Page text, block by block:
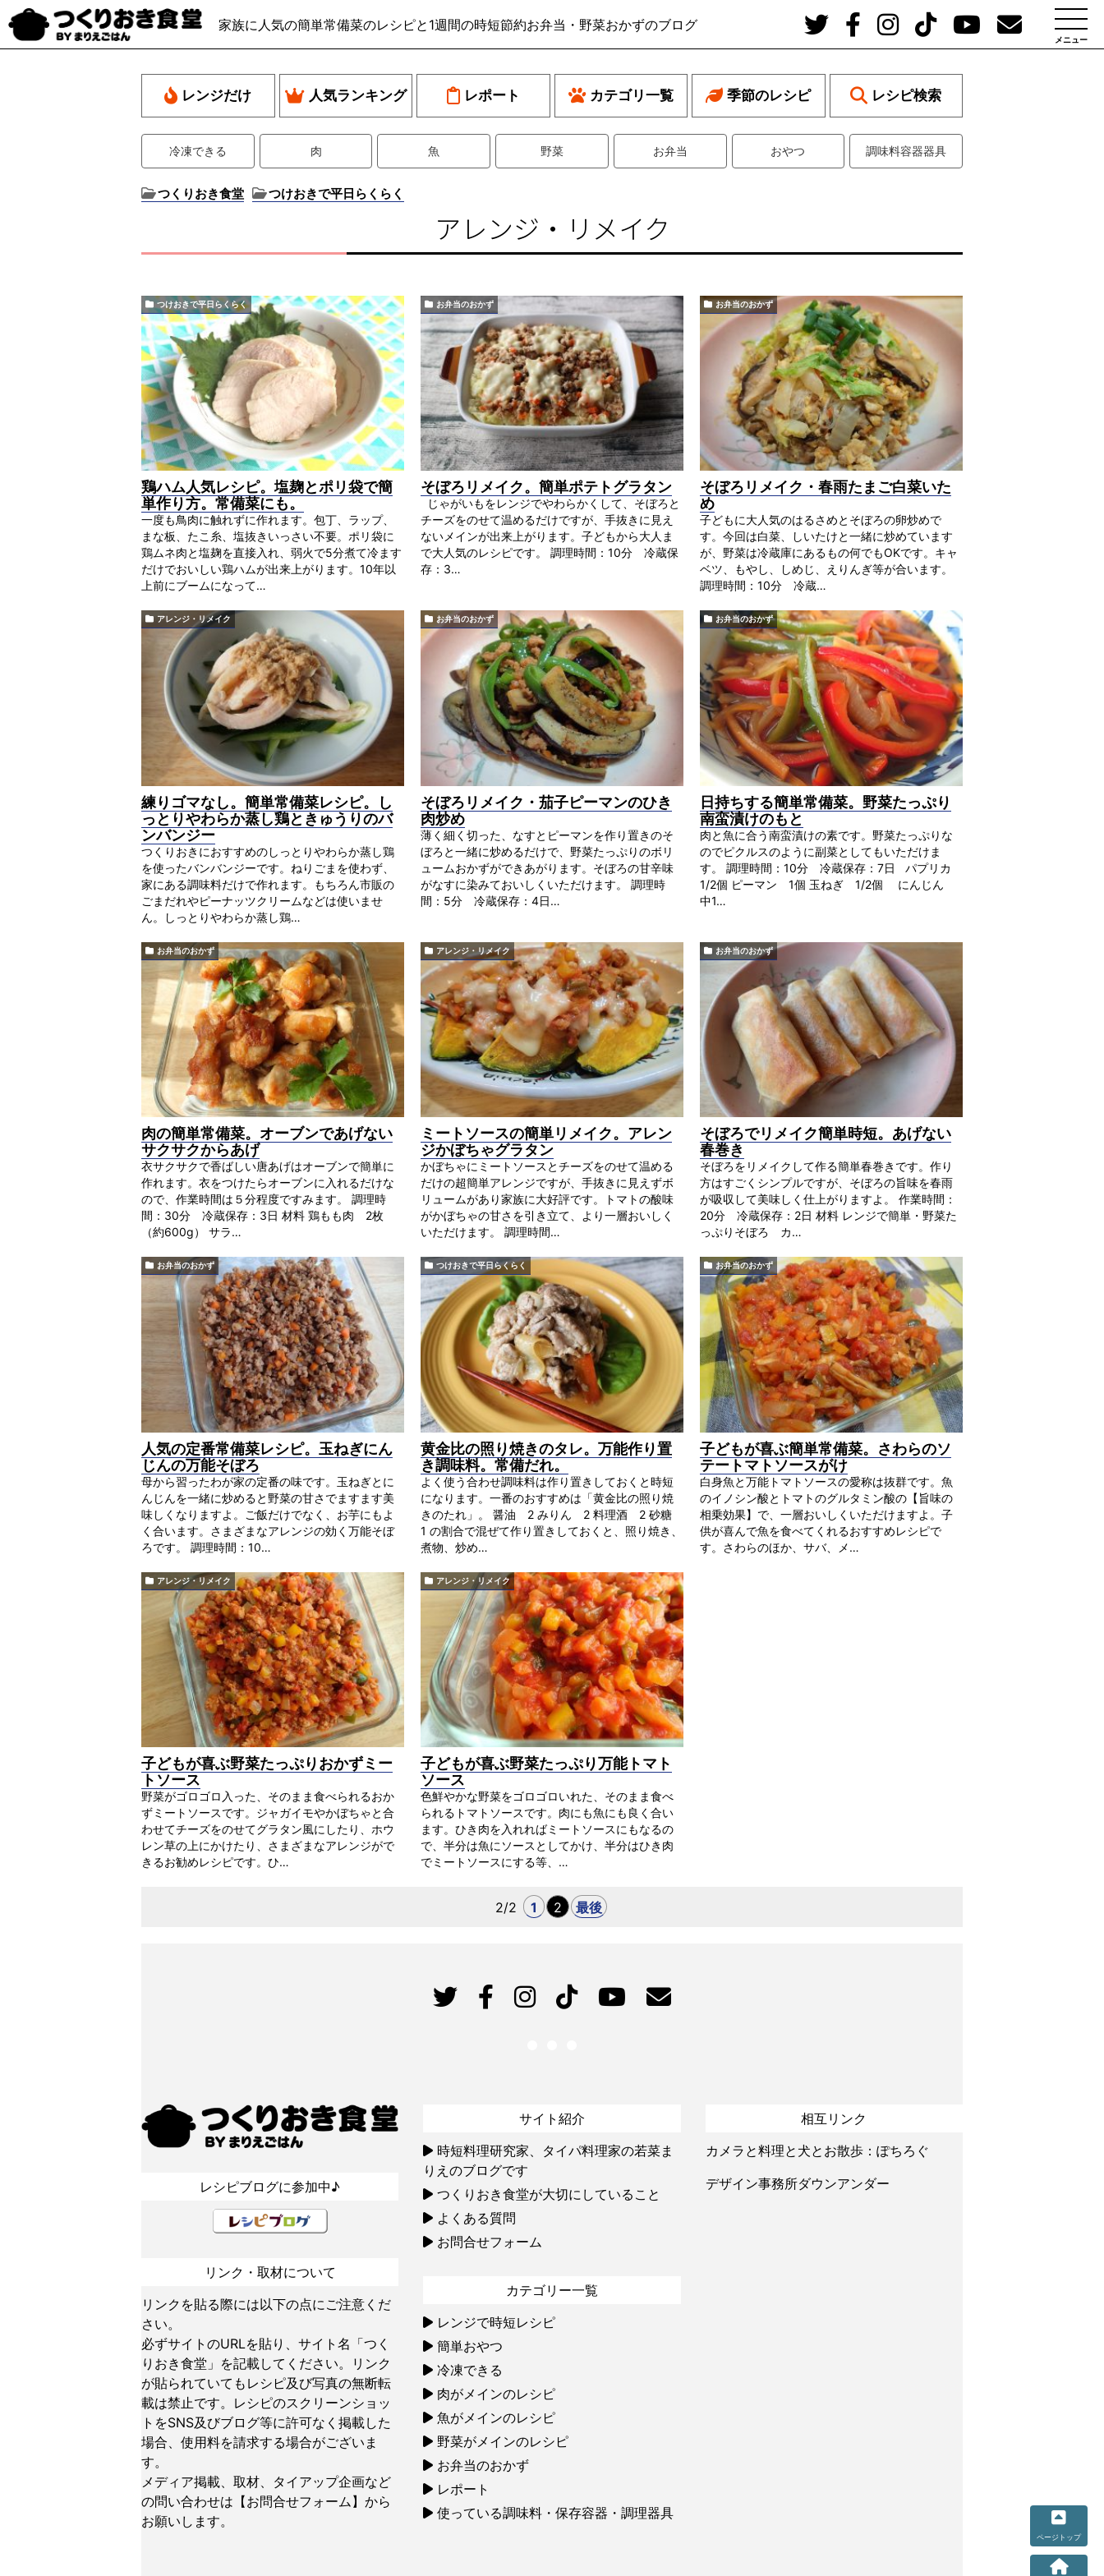
家族に人気の簡単常備菜のレシピと1週間の時短節約お弁当・野菜おかずのブログ
メニュー
レンジだけ 人気ランキング レポート カテゴリ一覧 季節のレシピ レシピ検索
冷凍できる 肉 魚 野菜 お弁当 おやつ 調味料容器器具
つくりおき食堂 つけおきで平日らくらく
アレンジ・リメイク
つけおきで平日らくらく
鶏ハム人気レシピ。塩麹とポリ袋で簡
単作り方。常備菜にも。
一度も鳥肉に触れずに作れます。包丁、ラップ、
まな板、たこ糸、塩抜きいっさい不要。ポリ袋に
鶏ムネ肉と塩麹を直接入れ、弱火で5分煮て冷ます
だけでおいしい鶏ハムが出来上がります。10年以
上前にブームになって…
お弁当のおかず
そぼろリメイク。簡単ポテトグラタン
じゃがいもをレンジでやわらかくして、そぼろと
チーズをのせて温めるだけですが、手抜きに見え
ないメインが出来上がります。子どもから大人ま
で大人気のレシピです。 調理時間：10分 冷蔵保
存：3…
お弁当のおかず
そぼろリメイク・春雨たまご白菜いた
め
子どもに大人気のはるさめとそぼろの卵炒めで
す。今回は白菜、しいたけと一緒に炒めています
が、野菜は冷蔵庫にあるもの何でもOKです。キャ
ベツ、もやし、しめじ、えりんぎ等が合います。
調理時間：10分 冷蔵…
アレンジ・リメイク
練りゴマなし。簡単常備菜レシピ。し
っとりやわらか蒸し鶏ときゅうりのバ
ンバンジー
つくりおきにおすすめのしっとりやわらか蒸し鶏
を使ったバンバンジーです。ねりごまを使わず、
家にある調味料だけで作れます。もちろん市販の
ごまだれやピーナッツクリームなどは使いませ
ん。しっとりやわらか蒸し鶏…
お弁当のおかず
そぼろリメイク・茄子ピーマンのひき
肉炒め
薄く細く切った、なすとピーマンを作り置きのそ
ぼろと一緒に炒めるだけで、野菜たっぷりのボリ
ュームおかずができあがります。そぼろの甘辛味
がなすに染みておいしくいただけます。 調理時
間：5分 冷蔵保存：4日…
お弁当のおかず
日持ちする簡単常備菜。野菜たっぷり
南蛮漬けのもと
肉と魚に合う南蛮漬けの素です。野菜たっぷりな
のでピクルスのように副菜としてもいただけま
す。 調理時間：10分 冷蔵保存：7日 パプリカ
1/2個 ピーマン 1個 玉ねぎ 1/2個 にんじん
中1…
お弁当のおかず
肉の簡単常備菜。オーブンであげない
サクサクからあげ
衣サクサクで香ばしい唐あげはオーブンで簡単に
作れます。衣をつけたらオーブンに入れるだけな
ので、作業時間は５分程度ですみます。 調理時
間：30分 冷蔵保存：3日 材料 鶏もも肉 2枚
（約600g） サラ…
アレンジ・リメイク
ミートソースの簡単リメイク。アレン
ジかぼちゃグラタン
かぼちゃにミートソースとチーズをのせて温める
だけの超簡単アレンジですが、手抜きに見えずボ
リュームがあり家族に大好評です。トマトの酸味
がかぼちゃの甘さを引き立て、より一層おいしく
いただけます。 調理時間…
お弁当のおかず
そぼろでリメイク簡単時短。あげない
春巻き
そぼろをリメイクして作る簡単春巻きです。作り
方はすごくシンプルですが、そぼろの旨味を春雨
が吸収して美味しく仕上がりますよ。 作業時間：
20分 冷蔵保存：2日 材料 レンジで簡単・野菜た
っぷりそぼろ カ…
お弁当のおかず
人気の定番常備菜レシピ。玉ねぎにん
じんの万能そぼろ
母から習ったわが家の定番の味です。玉ねぎとに
んじんを一緒に炒めると野菜の甘さでますます美
味しくなりますよ。ご飯だけでなく、お芋にもよ
く合います。さまざまなアレンジの効く万能そぼ
ろです。 調理時間：10…
つけおきで平日らくらく
黄金比の照り焼きのタレ。万能作り置
き調味料。常備だれ。
よく使う合わせ調味料は作り置きしておくと時短
になります。一番のおすすめは「黄金比の照り焼
きのたれ」。 醤油 2 みりん 2 料理酒 2 砂糖
1 の割合で混ぜて作り置きしておくと、照り焼き、
煮物、炒め…
お弁当のおかず
子どもが喜ぶ簡単常備菜。さわらのソ
テートマトソースがけ
白身魚と万能トマトソースの愛称は抜群です。魚
のイノシン酸とトマトのグルタミン酸の【旨味の
相乗効果】で、一層おいしくいただけますよ。子
供が喜んで魚を食べてくれるおすすめレシピで
す。さわらのほか、サバ、メ…
アレンジ・リメイク
子どもが喜ぶ野菜たっぷりおかずミー
トソース
野菜がゴロゴロ入った、そのまま食べられるおか
ずミートソースです。ジャガイモやかぼちゃと合
わせてチーズをのせてグラタン風にしたり、ホウ
レン草の上にかけたり、さまざまなアレンジがで
きるお勧めレシピです。ひ…
アレンジ・リメイク
子どもが喜ぶ野菜たっぷり万能トマト
ソース
色鮮やかな野菜をゴロゴロいれた、そのまま食べ
られるトマトソースです。肉にも魚にも良く合い
ます。ひき肉を入れればミートソースにもなるの
で、半分は魚にソースとしてかけ、半分はひき肉
でミートソースにする等、…
2/2 1 2 最後
レシピブログに参加中♪
リンク・取材について
リンクを貼る際には以下の点にご注意くだ
さい。
必ずサイトのURLを貼り、サイト名「つく
りおき食堂」を記載してください。リンク
が貼られていてもレシピ及び写真の無断転
載は禁止です。レシピのスクリーンショッ
トをSNS及びブログ等に許可なく掲載した
場合、使用料を請求する場合がございま
す。
メディア掲載、取材、タイアップ企画など
の問い合わせは 【お問合せフォーム】 から
お願いします。
サイト紹介
時短料理研究家、タイパ料理家の若菜ま
りえのブログです
つくりおき食堂が大切にしていること
よくある質問
お問合せフォーム
カテゴリー一覧
レンジで時短レシピ
簡単おやつ
冷凍できる
肉がメインのレシピ
魚がメインのレシピ
野菜がメインのレシピ
お弁当のおかず
レポート
使っている調味料・保存容器・調理器具
相互リンク
カメラと料理と犬とお散歩：ぽちろぐ
デザイン事務所ダウンアンダー